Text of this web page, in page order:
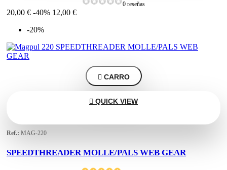
0 reseñas
20,00 € -40% 12,00 €
-20%
 CARRO
 QUICK VIEW
Ref.: MAG-220
SPEEDTHREADER MOLLE/PALS WEB GEAR